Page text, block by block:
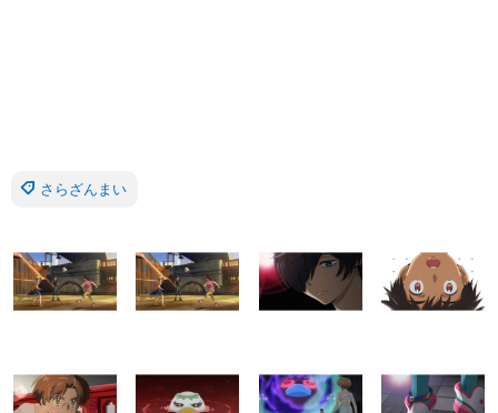
さらざんまい